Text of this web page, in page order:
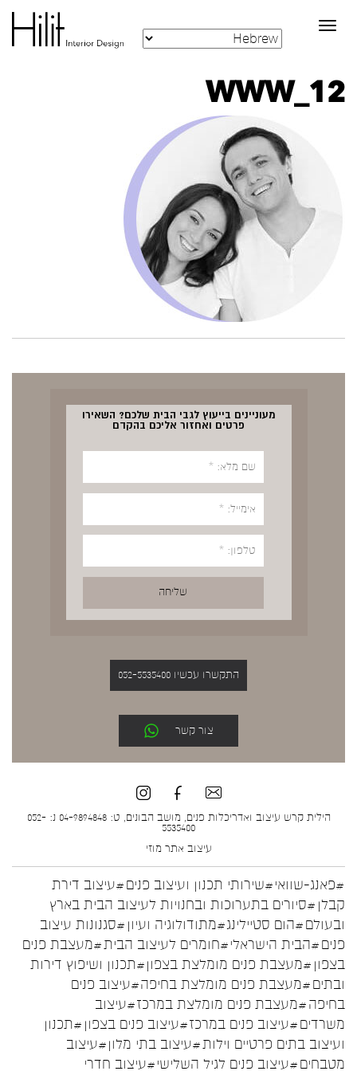
Toggle
navigation
WWW_12
מעוניינים בייעוץ לגבי הבית שלכם? השאירו
פרטים ואחזור אליכם בהקדם
התקשרו עכשיו 052-5535400
צור קשר
הילית קרש עיצוב ואדריכלות פנים, מושב הבונים, ט: 04-9894848 נ: 052-
5535400
עיצוב אתר מוזי
#פאנג-שוואי#שירותי תכנון ועיצוב פנים#עיצוב דירת
קבלן #סיורים בתערוכות ובחנויות לעיצוב הבית בארץ
ובעולם#הום סטיילינג#מתודולוגיה ועיון #סגנונות עיצוב
פנים#הבית הישראלי#חומרים לעיצוב הבית#מעצבת פנים
בצפון #מעצבת פנים מומלצת בצפון#תכנון ושיפוץ דירות
ובתים#מעצבת פנים מומלצת בחיפה#עיצוב פנים
בחיפה#מעצבת פנים מומלצת במרכז#עיצוב
משרדים#עיצוב פנים במרכז#עיצוב פנים בצפון #תכנון
ועיצוב בתים פרטיים וילות#עיצוב בתי מלון#עיצוב
מטבחים#עיצוב פנים לגיל השלישי#עיצוב חדרי